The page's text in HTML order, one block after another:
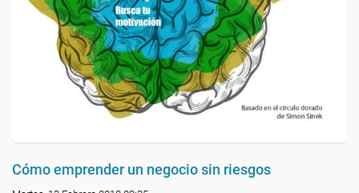
Cómo emprender un negocio sin riesgos